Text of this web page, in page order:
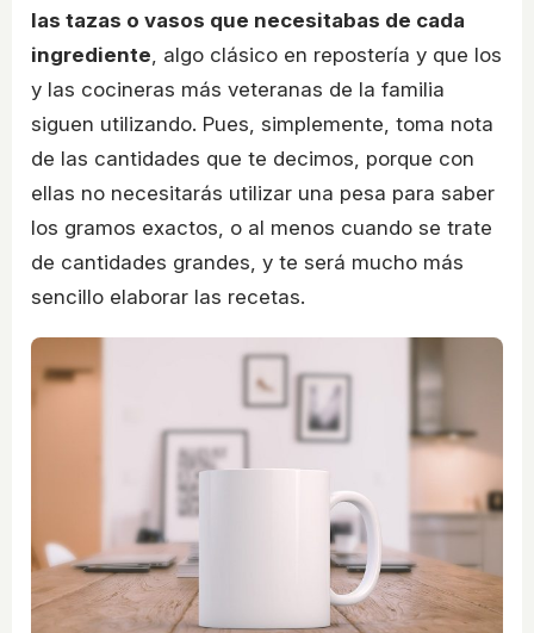
las tazas o vasos que necesitabas de cada
ingrediente, algo clásico en repostería y que los
y las cocineras más veteranas de la familia
siguen utilizando. Pues, simplemente, toma nota
de las cantidades que te decimos, porque con
ellas no necesitarás utilizar una pesa para saber
los gramos exactos, o al menos cuando se trate
de cantidades grandes, y te será mucho más
sencillo elaborar las recetas.